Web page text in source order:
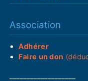
Association
Adhérer
Faire un don